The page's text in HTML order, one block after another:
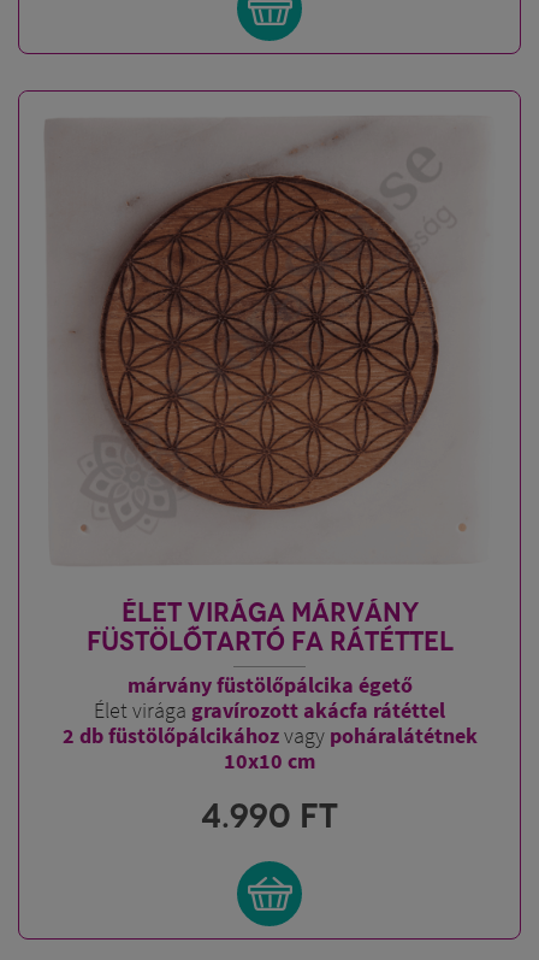
ÉLET VIRÁGA MÁRVÁNY
FÜSTÖLŐTARTÓ FA RÁTÉTTEL
márvány füstölőpálcika égető
Élet virága gravírozott akácfa rátéttel
2 db füstölőpálcikáhozvagy poháralátétnek
10x10 cm
4.990 FT